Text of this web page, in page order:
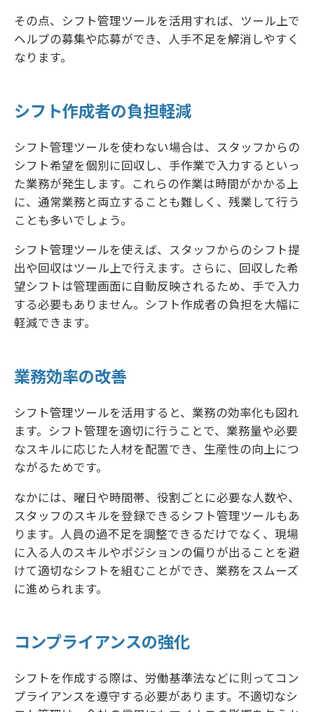
その点、シフト管理ツールを活用すれば、ツール上で
ヘルプの募集や応募ができ、人手不足を解消しやすく
なります。
シフト作成者の負担軽減
シフト管理ツールを使わない場合は、スタッフからの
シフト希望を個別に回収し、手作業で入力するといっ
た業務が発生します。これらの作業は時間がかかる上
に、通常業務と両立することも難しく、残業して行う
ことも多いでしょう。
シフト管理ツールを使えば、スタッフからのシフト提
出や回収はツール上で行えます。さらに、回収した希
望シフトは管理画面に自動反映されるため、手で入力
する必要もありません。シフト作成者の負担を大幅に
軽減できます。
業務効率の改善
シフト管理ツールを活用すると、業務の効率化も図れ
ます。シフト管理を適切に行うことで、業務量や必要
なスキルに応じた人材を配置でき、生産性の向上につ
ながるためです。
なかには、曜日や時間帯、役割ごとに必要な人数や、
スタッフのスキルを登録できるシフト管理ツールもあ
ります。人員の過不足を調整できるだけでなく、現場
に入る人のスキルやポジションの偏りが出ることを避
けて適切なシフトを組むことができ、業務をスムーズ
に進められます。
コンプライアンスの強化
シフトを作成する際は、労働基準法などに則ってコン
プライアンスを遵守する必要があります。不適切なシ